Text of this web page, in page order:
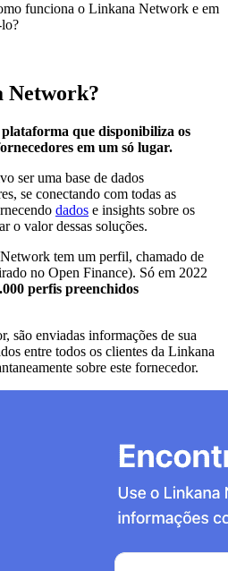
funciona o Linkana Network e em
Network?
que disponibiliza os
em um só lugar.
ser uma base de dados
se conectando com todas as
dados e insights sobre os
o valor dessas soluções.
tem um perfil, chamado de
no Open Finance). Só em 2022
perfis preenchidos
são enviadas informações de sua
entre todos os clientes da Linkana
sobre este fornecedor.